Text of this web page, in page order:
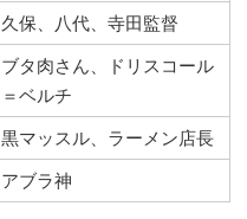
久保、八代、寺田監督
ブタ肉さん、ドリスコール
＝ベルチ
黒マッスル、ラーメン店長
アブラ神